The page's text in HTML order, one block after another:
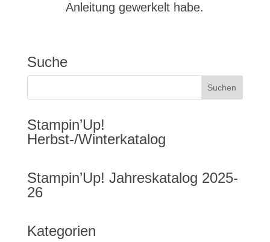
Anleitung gewerkelt habe.
Suche
Stampin’Up!
Herbst-/Winterkatalog
Stampin’Up! Jahreskatalog 2025-
26
Kategorien